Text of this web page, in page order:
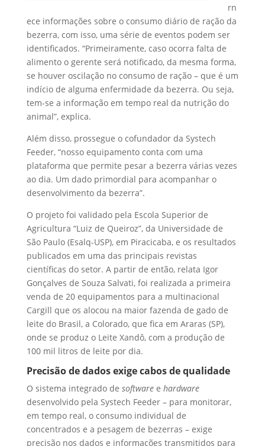
rn
ece informações sobre o consumo diário de ração da
bezerra, com isso, uma série de eventos podem ser
identificados. “Primeiramente, caso ocorra falta de
alimento o gerente será notificado, da mesma forma,
se houver oscilação no consumo de ração – que é um
indício de alguma enfermidade da bezerra. Ou seja,
tem-se a informação em tempo real da nutrição do
animal”, explica.
Além disso, prossegue o cofundador da Systech
Feeder, “nosso equipamento conta com uma
plataforma que permite pesar a bezerra várias vezes
ao dia. Um dado primordial para acompanhar o
desenvolvimento da bezerra”.
O projeto foi validado pela Escola Superior de
Agricultura “Luiz de Queiroz”, da Universidade de
São Paulo (Esalq-USP), em Piracicaba, e os resultados
publicados em uma das principais revistas
científicas do setor. A partir de então, relata Igor
Gonçalves de Souza Salvati, foi realizada a primeira
venda de 20 equipamentos para a multinacional
Cargill que os alocou na maior fazenda de gado de
leite do Brasil, a Colorado, que fica em Araras (SP),
onde se produz o Leite Xandô, com a produção de
100 mil litros de leite por dia.
Precisão de dados exige cabos de qualidade
O sistema integrado de softwaree hardware
desenvolvido pela Systech Feeder – para monitorar,
em tempo real, o consumo individual de
concentrados e a pesagem de bezerras – exige
precisão nos dados e informações transmitidos para